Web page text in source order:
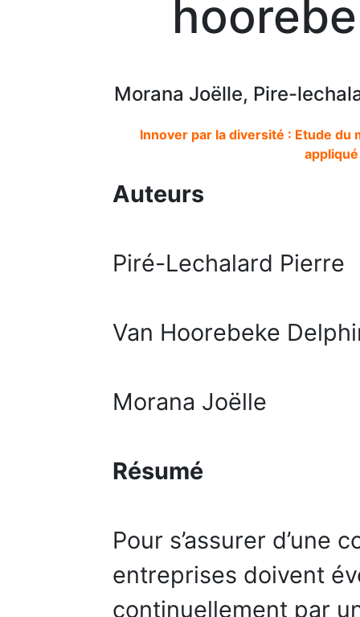
Morana Joëlle, Pire-
Innover par la diversité : Etude du
Auteurs
Piré-Lechalard Pierre
Van Hoorebeke
Morana Joëlle
Résumé
Pour s’assurer d’une
entreprises doivent
continuellement par